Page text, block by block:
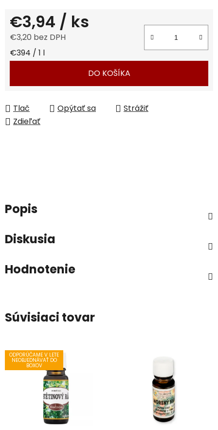
€3,94 / ks
€3,20 bez DPH
Jednotková cena:
€394 / 1 l
DO KOŠÍKA
Tlač Opýtať sa
Strážiť
Zdieľať
Popis
Diskusia
Hodnotenie
Súvisiaci tovar
ODPORÚČAME V LETE
NEOBJEDNÁVAŤ DO
BOXOV